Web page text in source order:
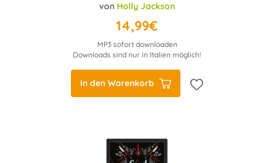
von Holly Jackson
14,99€
MP3 sofort downloaden
Downloads sind nur in Italien möglich!
In den Warenkorb